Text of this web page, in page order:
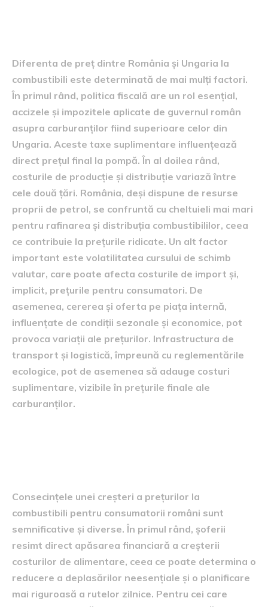
Diferenta de preț dintre România și Ungaria la
combustibili este determinată de mai mulți factori.
În primul rând, politica fiscală are un rol esențial,
accizele și impozitele aplicate de guvernul român
asupra carburanților fiind superioare celor din
Ungaria. Aceste taxe suplimentare influențează
direct prețul final la pompă. În al doilea rând,
costurile de producție și distribuție variază între
cele două țări. România, deși dispune de resurse
proprii de petrol, se confruntă cu cheltuieli mai mari
pentru rafinarea și distribuția combustibililor, ceea
ce contribuie la prețurile ridicate. Un alt factor
important este volatilitatea cursului de schimb
valutar, care poate afecta costurile de import și,
implicit, prețurile pentru consumatori. De
asemenea, cererea și oferta pe piața internă,
influențate de condiții sezonale și economice, pot
provoca variații ale prețurilor. Infrastructura de
transport și logistică, împreună cu reglementările
ecologice, pot de asemenea să adauge costuri
suplimentare, vizibile în prețurile finale ale
carburanților.
Consecințele unei creșteri a prețurilor la
combustibili pentru consumatorii români sunt
semnificative și diverse. În primul rând, șoferii
resimt direct apăsarea financiară a creșterii
costurilor de alimentare, ceea ce poate determina o
reducere a deplasărilor neesențiale și o planificare
mai riguroasă a rutelor zilnice. Pentru cei care